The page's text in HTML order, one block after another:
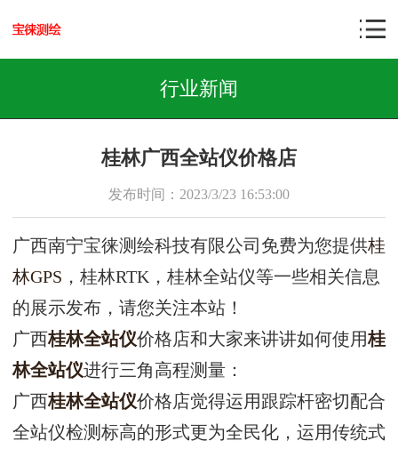
行业新闻
桂林广西全站仪价格店
发布时间：2023/3/23 16:53:00
广西南宁宝徕测绘科技有限公司免费为您提供桂
林GPS ，桂林RTK，桂林全站仪等一些相关信息
的展示发布，请您关注本站！
广西桂林全站仪价格店和大家来讲讲如何使用桂
林全站仪进行三角高程测量：
广西桂林全站仪价格店觉得运用跟踪杆密切配合
全站仪检测标高的形式更为全民化，运用传统式